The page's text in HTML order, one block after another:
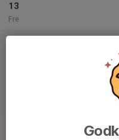
13
Fre
Klubbhuset
Match mot
Träningsmatcher
PreZero Arena, B-